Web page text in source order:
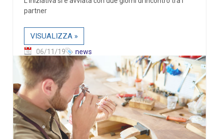
partner
VISUALIZZA »
06/11/19 news